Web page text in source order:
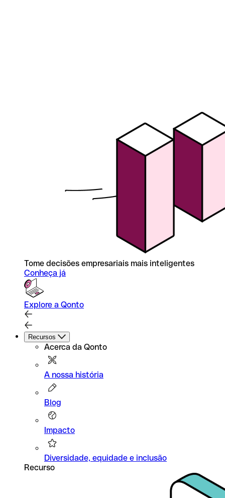
Tome decisões empresariais mais inteligentes
Conheça já
Explore a Qonto
Recursos
Acerca da Qonto
A nossa história
Blog
Impacto
Diversidade, equidade e inclusão
Recurso